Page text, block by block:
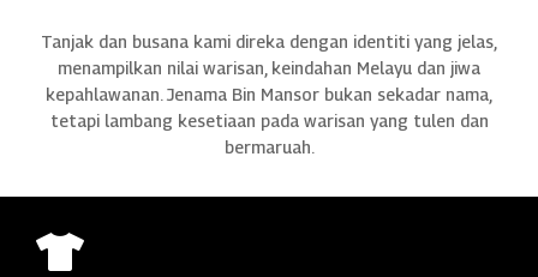
Tanjak dan busana kami direka dengan identiti yang jelas,
menampilkan nilai warisan, keindahan Melayu dan jiwa
kepahlawanan. Jenama Bin Mansor bukan sekadar nama,
tetapi lambang kesetiaan pada warisan yang tulen dan
bermaruah.
